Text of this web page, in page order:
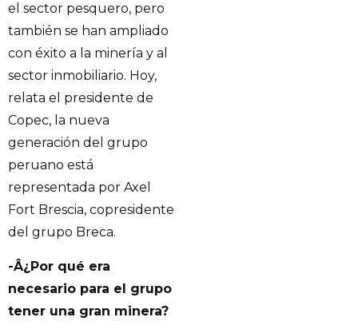
el sector pesquero, pero
también se han ampliado
con éxito a la minería y al
sector inmobiliario. Hoy,
relata el presidente de
Copec, la nueva
generación del grupo
peruano está
representada por Axel
Fort Brescia, copresidente
del grupo Breca.
-Â¿Por qué era
necesario para el grupo
tener una gran minera?